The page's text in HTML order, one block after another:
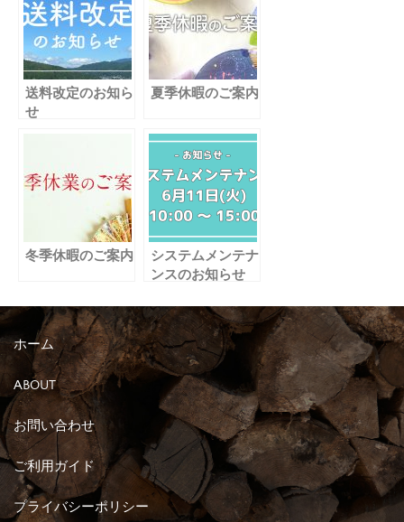
送料改定のお知ら
せ
夏季休暇のご案内
冬季休暇のご案内
システムメンテナ
ンスのお知らせ
ホーム
ABOUT
お問い合わせ
ご利用ガイド
プライバシーポリシー